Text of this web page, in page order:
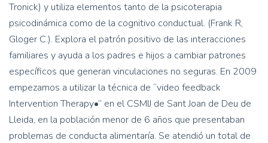
Tronick) y utiliza elementos tanto de la psicoterapia
psicodinámica como de la cognitivo conductual. (Frank R,
Gloger C.). Explora el patrón positivo de las interacciones
familiares y ayuda a los padres e hijos a cambiar patrones
específicos que generan vinculaciones no seguras. En 2009
empezamos a utilizar la técnica de “video feedback
Intervention Therapy•” en el CSMIJ de Sant Joan de Deu de
Lleida, en la población menor de 6 años que presentaban
problemas de conducta alimentaría. Se atendió un total de